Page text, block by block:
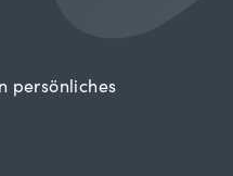
persönliches